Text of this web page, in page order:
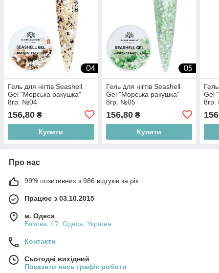
Гель для нігтів Seashell
Gel "Морська ракушка"
8гр. №04
156,80 ₴
Купити
Гель для нігтів Seashell
Gel "Морська ракушка"
8гр. №05
156,80₴
Купити
Gel
Про нас
99% позитивних з 986 відгуків за рік
Працює з 03.10.2015
м. Одеса
Базова, 17, Одеса, Україна
Контакти
Сьогодні вихідний
Показати весь графік роботи